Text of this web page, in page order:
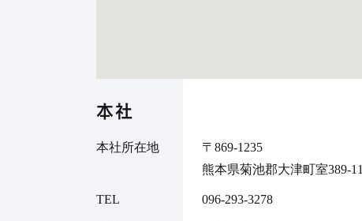
本社
本社所在地
〒869-1235
熊本県菊池郡大津町室389-11
TEL 096-293-3278